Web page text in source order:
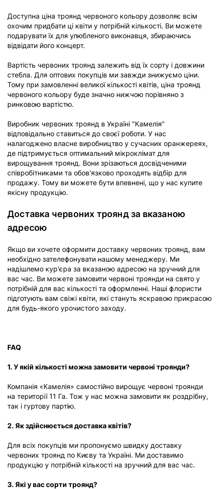
Доступна ціна троянд червоного кольору дозволяє всім
охочим придбати ці квіти у потрібній кількості. Ви можете
подарувати їх для улюбленого виконавця, збираючись
відвідати його концерт.
Вартість червоних троянд залежить від їх сорту і довжини
стебла. Для оптових покупців ми завжди знижуємо ціни.
Тому при замовленні великої кількості квітів, ціна троянд
червоного кольору буде значно нижчою порівняно з
ринковою вартістю.
Виробник червоних троянд в Україні "Камелія"
відповідально ставиться до своєї роботи. У нас
налагоджено власне виробництво у сучасних оранжереях,
де підтримується оптимальний мікроклімат для
вирощування троянд. Вони зрізаються досвідченими
співробітниками та обов'язково проходять відбір для
продажу. Тому ви можете бути впевнені, що у нас купите
якісну продукцію.
Доставка червоних троянд за вказаною
адресою
Якщо ви хочете оформити доставку червоних троянд, вам
необхідно зателефонувати нашому менеджеру. Ми
надішлемо кур'єра за вказаною адресою на зручний для
вас час. Ви можете замовити червоні троянди на свято у
потрібній для вас кількості та оформленні. Наші флористи
підготують вам свіжі квіти, які стануть яскравою прикрасою
для будь-якого урочистого заходу.
FAQ
1. У якій кількості можна замовити червоні троянди?
Компанія «Камелія» самостійно вирощує червоні троянди
на території 11 Га. Тож у нас можна замовити як роздрібну,
так і гуртову партію.
2. Як здійснюється доставка квітів?
Для всіх покупців ми пропонуємо швидку доставку
червоних троянд по Києву та Україні. Ми доставимо
продукцію у потрібній кількості на зручний для вас час.
3. Які у вас сорти троянд?